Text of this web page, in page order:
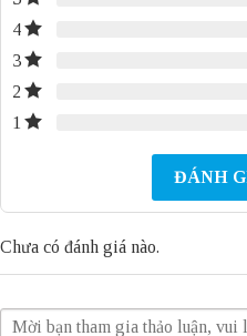
4
3
2
1
ĐÁNH
Chưa có đánh giá nào.